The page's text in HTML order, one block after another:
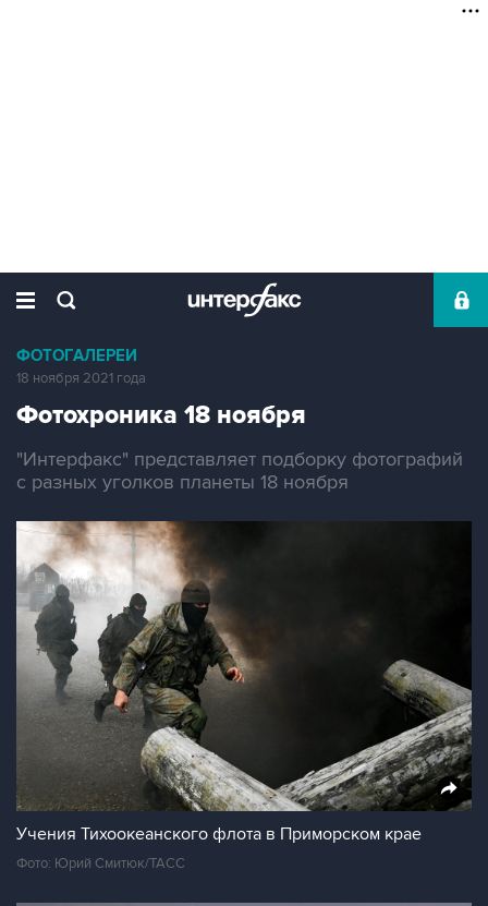
ФОТОГАЛЕРЕИ
18 ноября 2021 года
Фотохроника 18 ноября
"Интерфакс" представляет подборку фотографий
с разных уголков планеты 18 ноября
Учения Тихоокеанского флота в Приморском крае
Фото: Юрий Смитюк/ТАСС